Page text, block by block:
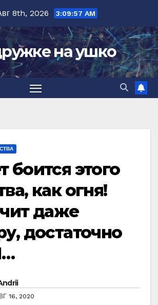
8th, 2026 3:09:58 AM
на ушко
боится этого
как огня!
даже
достаточно
16, 2020